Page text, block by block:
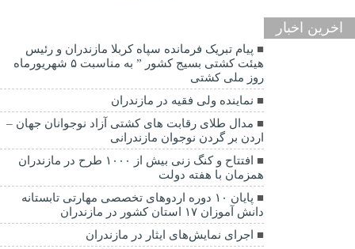
اخرین اخبار
پیام تبریک فرمانده سپاه کربلا مازندران و رئیس
هیئت کشتی بسیج کشور ” به مناسبت ۵ شهریورماه
روز ملی کشتی
نماينده ولی فقیه در مازندران
مدال طلای رقابت های کشتی آزاد نوجوانان جهان –
اردن بر گردن نوجوان مازندرانی
افتتاح و کنگ زنی بیش از ۱۰۰۰ طرح در مازندران
همزمان با هفته دولت
پایان ۱۰ دوره اردوهای تخصصی مهارتی تابستانه
دانش آموزان ۱۷ استان کشور در مازندران
اجرای نمایش‌های ایثار در مازندران